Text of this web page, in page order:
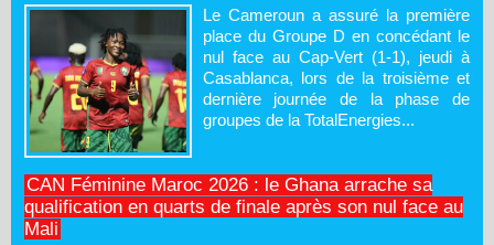
Le Cameroun a assuré la première
place du Groupe D en concédant le
nul face au Cap-Vert (1-1), jeudi à
Casablanca, lors de la troisième et
dernière journée de la phase de
groupes de la TotalEnergies...
CAN Féminine Maroc 2026 : le Ghana arrache sa
qualification en quarts de finale après son nul face au
Mali